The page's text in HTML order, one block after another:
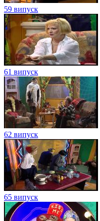
59 випуск
61 випуск
62 випуск
65 випуск